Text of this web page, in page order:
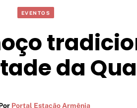
EVENTOS
da
Portal Estação Armênia